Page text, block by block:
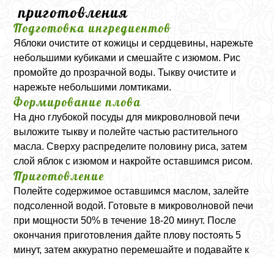
приготовления
Подготовка ингредиентов
Яблоки очистите от кожицы и сердцевины, нарежьте
небольшими кубиками и смешайте с изюмом. Рис
промойте до прозрачной воды. Тыкву очистите и
нарежьте небольшими ломтиками.
Формирование плова
На дно глубокой посуды для микроволновой печи
выложите тыкву и полейте частью растительного
масла. Сверху распределите половину риса, затем
слой яблок с изюмом и накройте оставшимся рисом.
Приготовление
Полейте содержимое оставшимся маслом, залейте
подсоленной водой. Готовьте в микроволновой печи
при мощности 50% в течение 18-20 минут. После
окончания приготовления дайте плову постоять 5
минут, затем аккуратно перемешайте и подавайте к